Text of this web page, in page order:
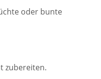
oder bunte
zubereiten.